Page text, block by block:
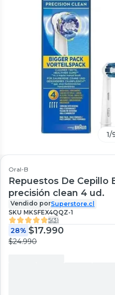
1/
Oral-B
Repuestos De Cepillo
precisión clean 4 ud.
Vendido porSuperstore.cl
SKU MKSFEX4QQZ-1
5(3)
28% $17.990
$24.990